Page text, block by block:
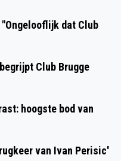
dat Club
Club Brugge
hoogste bod van
van Ivan Perisic'